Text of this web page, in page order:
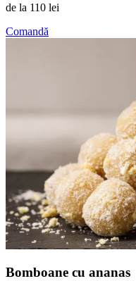
de la 110 lei
Comandă
Bomboane cu ananas